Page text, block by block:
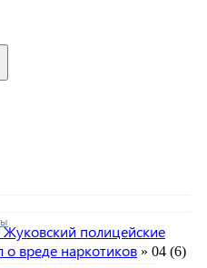
Жуковский полицейские
вреде наркотиков » 04 (6)